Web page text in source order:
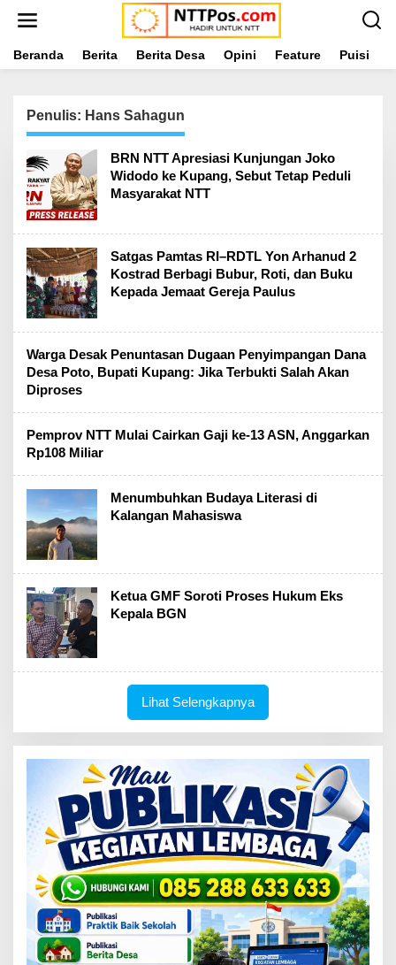
t
Beranda Berita Berita Desa Opini Feature Puisi
Penulis: Hans Sahagun
BRN NTT Apresiasi Kunjungan Joko
Widodo ke Kupang, Sebut Tetap Peduli
Masyarakat NTT
‎Satgas Pamtas RI–RDTL Yon Arhanud 2
Kostrad Berbagi Bubur, Roti, dan Buku
Kepada Jemaat Gereja Paulus
‎Warga Desak Penuntasan Dugaan Penyimpangan Dana
Desa Poto, Bupati Kupang: Jika Terbukti Salah Akan
Diproses
‎Pemprov NTT Mulai Cairkan Gaji ke-13 ASN, Anggarkan
Rp108 Miliar
Menumbuhkan Budaya Literasi di
Kalangan Mahasiswa
Ketua GMF Soroti Proses Hukum Eks
Kepala BGN
Lihat Selengkapnya